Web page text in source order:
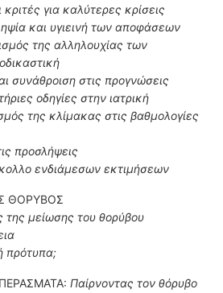
για καλύτερες κρίσεις
και υγιεινή των αποφάσεων
της αλληλουχίας των
συνάθροιση στις προγνώσεις
οδηγίες στην ιατρική
της κλίμακας στις βαθμολογίες
προσλήψεις
ενδιάμεσων εκτιμήσεων
ΘΟΡΥΒΟΣ
μείωσης του θορύβου
πρότυπα;
Παίρνοντας τον θόρυβο